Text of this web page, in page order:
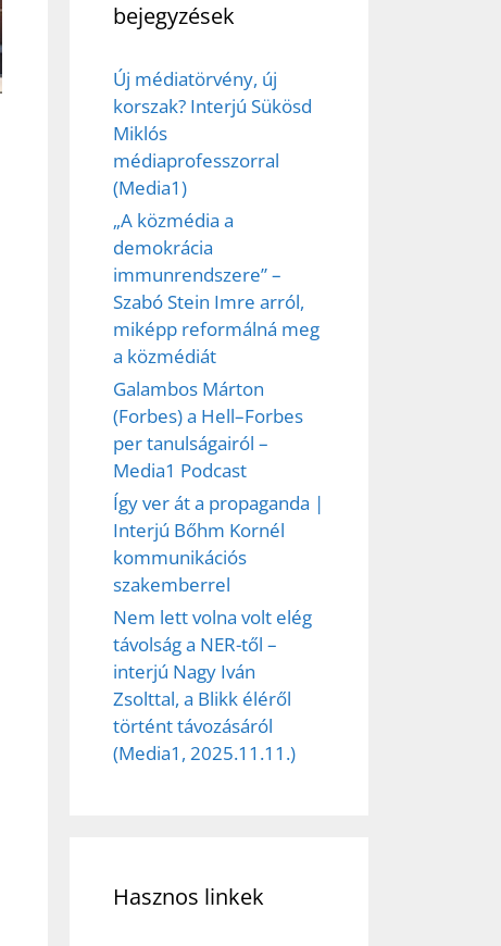
bejegyzések
Új médiatörvény, új
korszak? Interjú Sükösd
Miklós
médiaprofesszorral
(Media1)
„A közmédia a
demokrácia
immunrendszere” –
Szabó Stein Imre arról,
miképp reformálná meg
a közmédiát
Galambos Márton
(Forbes) a Hell–Forbes
per tanulságairól –
Media1 Podcast
Így ver át a propaganda |
Interjú Bőhm Kornél
kommunikációs
szakemberrel
Nem lett volna volt elég
távolság a NER-től –
interjú Nagy Iván
Zsolttal, a Blikk éléről
történt távozásáról
(Media1, 2025.11.11.)
Hasznos linkek